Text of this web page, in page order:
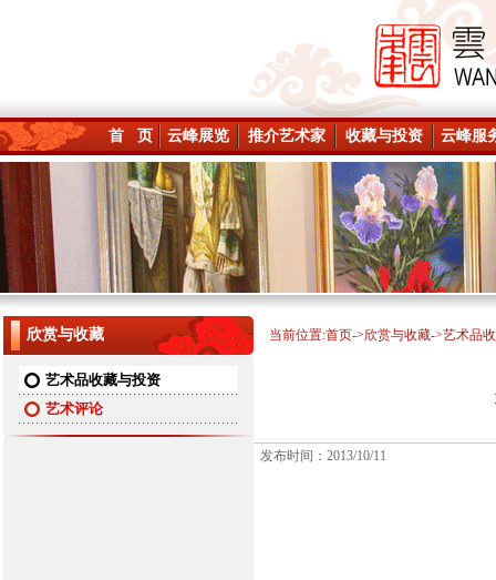
首 页 云峰展览 推介艺术家 收藏与投资 云峰服
欣赏与收藏
艺术品收藏与投资
艺术评论
当前位置:首页->欣赏与收藏->艺术品
发布时间：2013/10/11